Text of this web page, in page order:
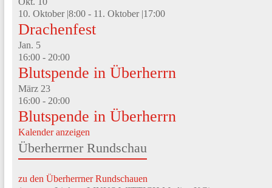
10. Oktober |8:00- 11. Oktober |17:00
Drachenfest
Jan. 5
16:00- 20:00
Blutspende in Überherrn
März 23
16:00- 20:00
Blutspende in Überherrn
Kalender anzeigen
Überherrner Rundschau
zu den Überherrner Rundschauen